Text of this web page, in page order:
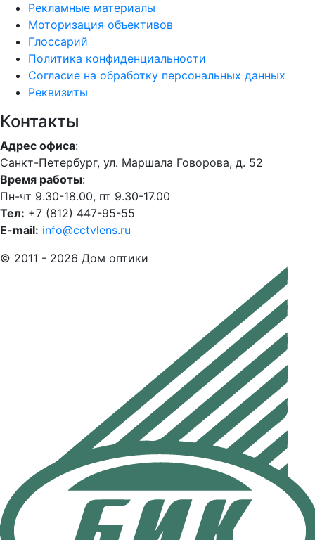
Рекламные материалы
Моторизация объективов
Глоссарий
Политика конфиденциальности
Согласие на обработку персональных данных
Реквизиты
Контакты
Адрес офиса:
Санкт-Петербург, ул. Маршала Говорова, д. 52
Время работы:
Пн-чт 9.30-18.00, пт 9.30-17.00
Тел: +7 (812) 447-95-55
E-mail: info@cctvlens.ru
© 2011 - 2026 Дом оптики